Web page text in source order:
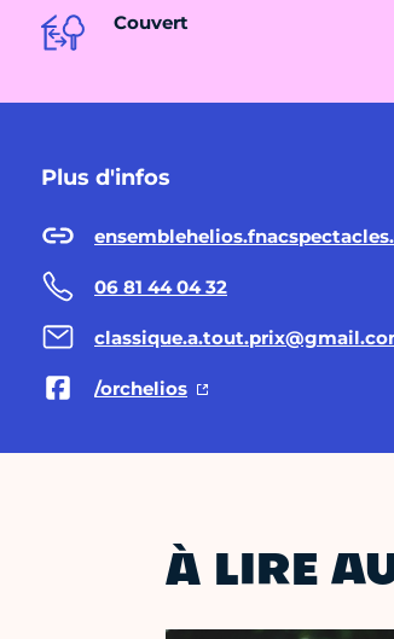
Couvert
Plus d'infos
06 81 44 04 32
/orchelios
À LIRE